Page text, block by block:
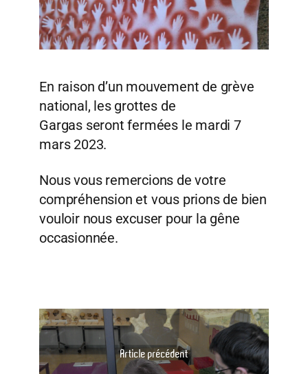
En raison d’un mouvement de grève
national, les grottes de
Gargas seront fermées le mardi 7
mars 2023.
Nous vous remercions de votre
compréhension et vous prions de bien
vouloir nous excuser pour la gêne
occasionnée.
Article précédent